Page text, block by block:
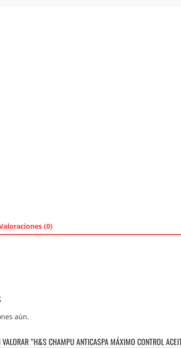
(0)
aún.
VALORAR “H&S CHAMPU ANTICASPA MÁXIMO CONTROL